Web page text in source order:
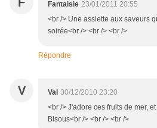
Fantaisie 23/01/2011 20:55
<br /> Une assiette aux saveurs
soirée<br /> <br /> <br />
Répondre
V Val 30/12/2010 23:20
<br /> J'adore ces fruits de mer,
Bisous<br /> <br /> <br />